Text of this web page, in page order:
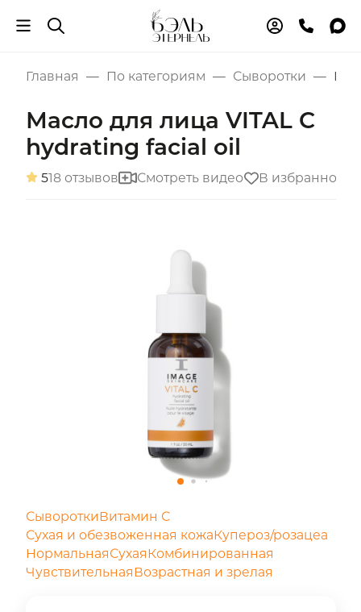
Главная По категориям Сыворотки
Масло для лица VITAL C
hydrating facial oil
518 отзывов Смотреть видео В избранное
СывороткиВитамин С
Сухая и обезвоженная кожаКупероз/розацеа
НормальнаяСухаяКомбинированная
ЧувствительнаяВозрастная и зрелая